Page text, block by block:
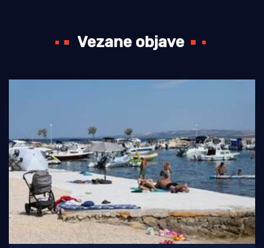
Vezane objave